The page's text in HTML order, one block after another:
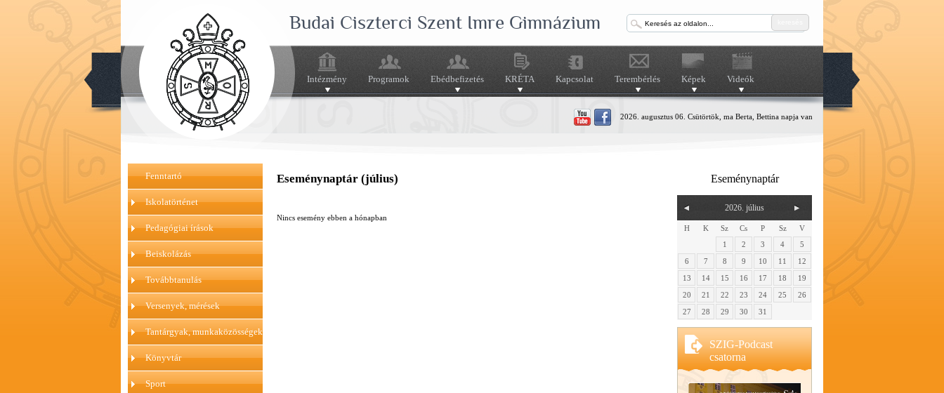
Budai Ciszterci Szent Imre Gimnázium
Intézmény Programok Ebédbefizetés KRÉTA Kapcsolat Terembérlés Képek Videók
2026. augusztus 06. Csütörtök, ma Berta, Bettina napja van
Fenntartó
Iskolatörténet
Pedagógiai írások
Beiskolázás
Továbbtanulás
Versenyek, mérések
Tantárgyak, munkaközösségek
Könyvtár
Sport
Eseménynaptár (július)
Nincs esemény ebben a hónapban
Eseménynaptár
2026. július
H K Sz Cs P Sz
V
1
2 3 4
5
6
7 8 9 10 11
12
13
14 15 16 17 18
19
20
21 22 23 24 25
26
27
28 29 30 31
SZIG-Podcast
csatorna